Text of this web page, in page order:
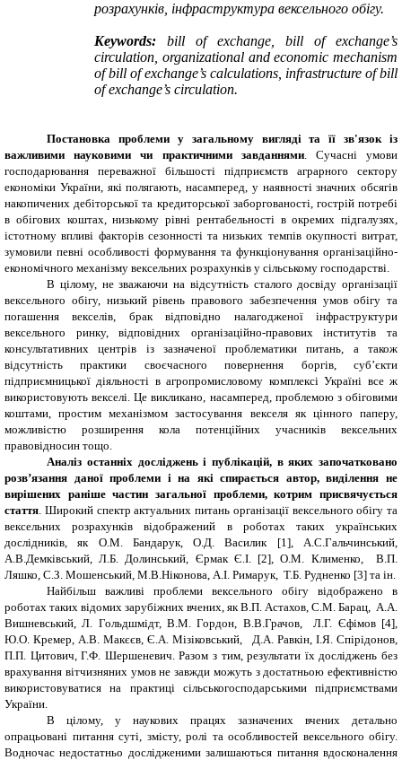
розрахунків, інфраструктура вексельного обігу.
Keywords:
bill of exchange, bill of exchange’s
circulation, organizational and economic mechanism
of bill of exchange’s calculations, infrastructure of bill
of exchange’s circulation.
Постановка проблеми у загальному вигляді та її зв'язок із
важливими науковими чи практичними завданнями. Сучасні умови
господарювання переважної більшості підприємств аграрного сектору
економіки України, які полягають, насамперед, у наявності значних обсягів
накопичених дебіторської та кредиторської заборгованості, гострій потребі
в обігових коштах, низькому рівні рентабельності в окремих підгалузях,
істотному впливі факторів сезонності та низьких темпів окупності витрат,
зумовили певні особливості формування та функціонування організаційно-
економічного механізму вексельних розрахунків у сільському господарстві.
В цілому, не зважаючи на відсутність сталого досвіду організації
вексельного обігу, низький рівень правового забезпечення умов обігу та
погашення векселів, брак відповідно налагодженої інфраструктури
вексельного ринку, відповідних організаційно-правових інститутів та
консультативних центрів із зазначеної проблематики питань, а також
відсутність практики своєчасного повернення боргів, суб’єкти
підприємницької діяльності в агропромисловому комплексі Україні все ж
використовують векселі. Це викликано, насамперед, проблемою з обіговими
коштами, простим механізмом застосування векселя як цінного паперу,
можливістю розширення кола потенційних учасників вексельних
правовідносин тощо.
Аналіз останніх досліджень і публікацій, в яких започатковано
розв’язання даної проблеми і на які спирається автор, виділення не
вирішених раніше частин загальної проблеми, котрим присвячується
стаття . Широкий спектр актуальних питань організації вексельного обігу та
вексельних розрахунків відображений в роботах таких українських
дослідників, як О.М. Бандарук, О.Д. Василик [1], А.С.Гальчинський,
А.В.Демківський, Л.Б. Долинський, Єрмак Є.І. [2], О.М. Клименко, В.П.
Ляшко, С.З. Мошенський, М.В.Ніконова, А.І. Римарук, Т.Б. Рудненко [3] та ін.
Найбільш важливі проблеми вексельного обігу відображено в
роботах таких відомих зарубіжних вчених, як В.П. Астахов, С.М. Барац, А.А.
Вишневський, Л. Гольдшмідт, В.М. Гордон, В.В.Грачов, Л.Г. Єфімов [4],
Ю.О. Кремер, А.В. Макєєв, Є.А. Мізіковський, Д.А. Равкін, І.Я. Спірідонов,
П.П. Цитович, Г.Ф. Шершеневич. Разом з тим, результати їх досліджень без
врахування вітчизняних умов не завжди можуть з достатньою ефективністю
використовуватися на практиці сільськогосподарськими підприємствами
України.
В цілому, у наукових працях зазначених вчених детально
опрацьовані питання суті, змісту, ролі та особливостей вексельного обігу.
Водночас недостатньо дослідженими залишаються питання вдосконалення